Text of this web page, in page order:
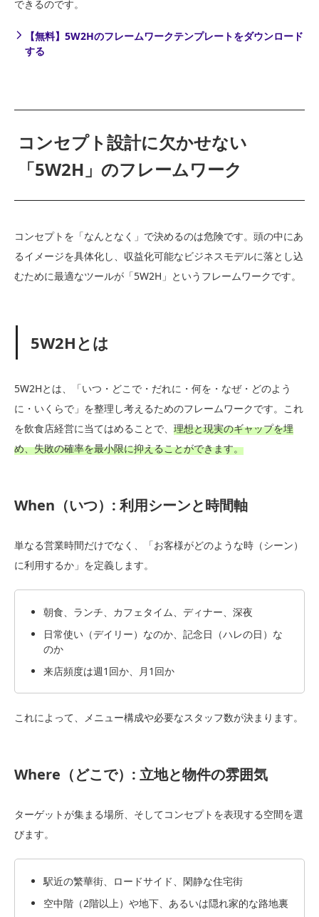
できるのです。
【無料】5W2Hのフレームワークテンプレートをダウンロード
する
コンセプト設計に欠かせない
「5W2H」のフレームワーク
コンセプトを「なんとなく」で決めるのは危険です。頭の中にあ
るイメージを具体化し、収益化可能なビジネスモデルに落とし込
むために最適なツールが「5W2H」というフレームワークです。
5W2Hとは
5W2Hとは、「いつ・どこで・だれに・何を・なぜ・どのよう
に・いくらで」を整理し考えるためのフレームワークです。これ
を飲食店経営に当てはめることで、 理想と現実のギャップを埋
め、失敗の確率を最小限に抑えることができます。
When（いつ）: 利用シーンと時間軸
単なる営業時間だけでなく、「お客様がどのような時（シーン）
に利用するか」を定義します。
朝食、ランチ、カフェタイム、ディナー、深夜
日常使い（デイリー）なのか、記念日（ハレの日）な
のか
来店頻度は週1回か、月1回か
これによって、メニュー構成や必要なスタッフ数が決まります。
Where（どこで）: 立地と物件の雰囲気
ターゲットが集まる場所、そしてコンセプトを表現する空間を選
びます。
駅近の繁華街、ロードサイド、閑静な住宅街
空中階（2階以上）や地下、あるいは隠れ家的な路地裏